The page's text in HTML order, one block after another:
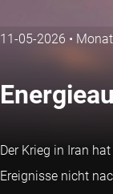
11-05-2026 •
Der Krieg in Iran
Ereignisse nicht